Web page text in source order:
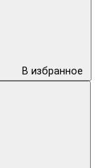
В избранное